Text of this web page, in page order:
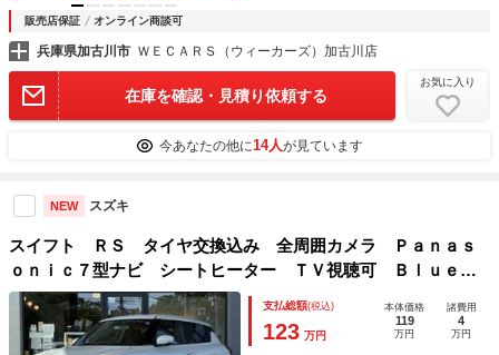
販売店保証 オンライン商談可
兵庫県加古川市 ＷＥＣＡＲＳ（ウィーカーズ）加古川店
在庫を確認・見積り依頼する
お気に入り
今あなたの他に14人が見ています
NEW スズキ
スイフト ＲＳ タイヤ交換込み 全周囲カメラ Ｐａｎａｓ
ｏｎｉｃ７型ナビ シートヒーター ＴＶ視聴可 Ｂｌｕｅｔ
ｏｏｔｈ ＣＤ／ＤＶＤ アダプティブクルーズコントロー
ル ＬＥＤヘッド Ｆフォグランプ ドラレコ ＥＴＣ
支払総額(税込)
123 万円
本体価格
119
万円
諸費用
4
万円